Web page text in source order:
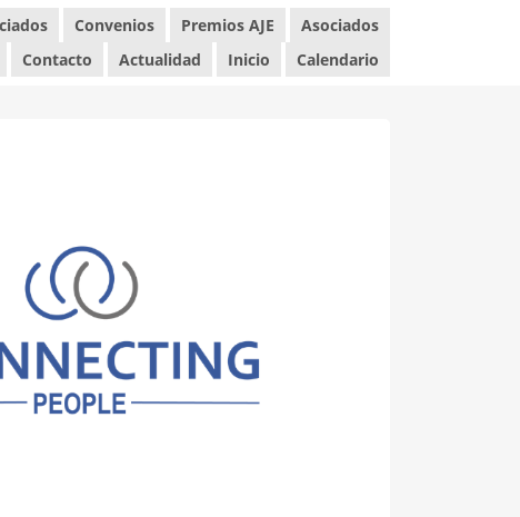
Convenios Premios AJE
Asociados
Contacto Actualidad Inicio Calendario